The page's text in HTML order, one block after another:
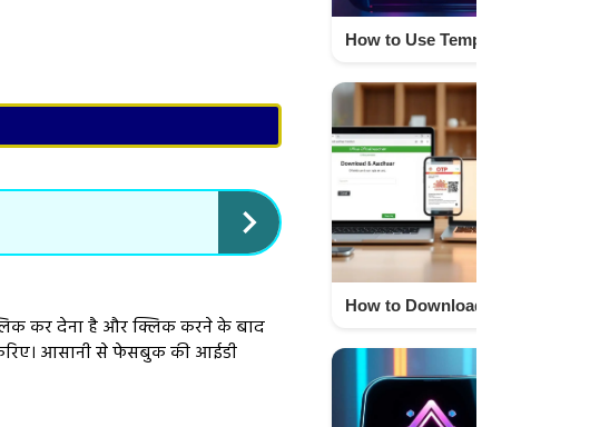
कर देना है और क्लिक करने के बाद
आसानी से फेसबुक की आईडी